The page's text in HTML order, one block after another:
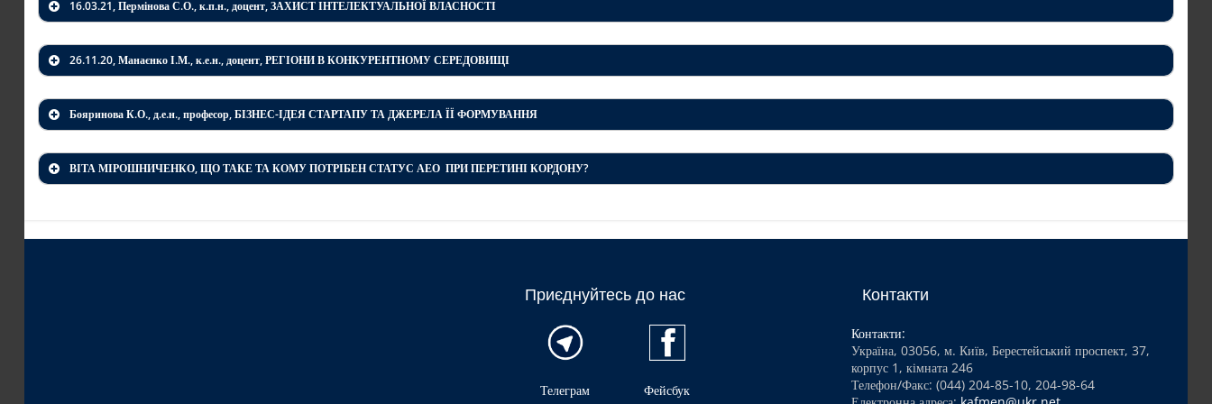
Павло Петрович Пікулін
Засновник компанії Deus Robotics (https://deusrobotics.com/)
16.03.21, Пермінова С.О., к.п.н., доцент, ЗАХИСТ ІНТЕЛЕКТУАЛЬНОЇ ВЛАСНОСТІ
26.11.20, Манаєнко І.М., к.е.н., доцент, РЕГІОНИ В КОНКУРЕНТНОМУ СЕРЕДОВИЩІ
Бояринова К.О., д.е.н., професор, БІЗНЕС-ІДЕЯ СТАРТАПУ ТА ДЖЕРЕЛА ЇЇ ФОРМУВАННЯ
ВІТА МІРОШНИЧЕНКО, ЩО ТАКЕ ТА КОМУ ПОТРІБЕН СТАТУС АЕО ПРИ ПЕРЕТИНІ КОРДОНУ?
Приєднуйтесь до нас
Телеграм Фейсбук
Контакти
Контакти:
Україна, 03056, м. Київ, Берестейський проспект, 37,
корпус 1, кімната 246
Телефон/Факс: (044) 204-85-10, 204-98-64